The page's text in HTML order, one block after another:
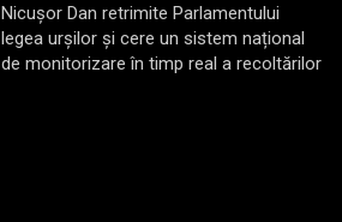
Nicușor Dan retrimite Parlamentului
legea urșilor și cere un sistem național
de monitorizare în timp real a recoltărilor